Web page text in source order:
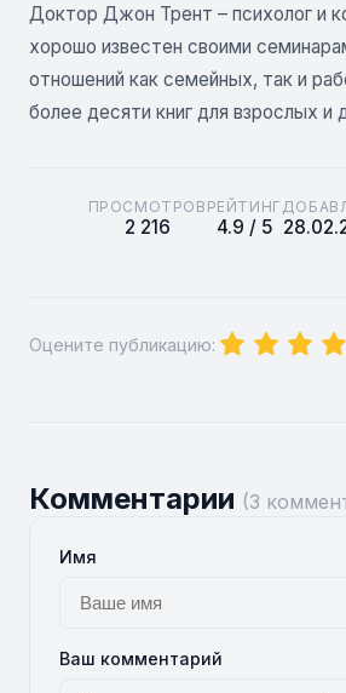
Доктор Джон Трент – психолог и
хорошо известен своими
отношений как семейных, так и
более десяти книг для взрослых и
ПРОСМОТРОВ
2 216
РЕЙТИНГ
4.9 / 5
Оцените публикацию:
Комментарии (3
Имя
Ваш комментарий